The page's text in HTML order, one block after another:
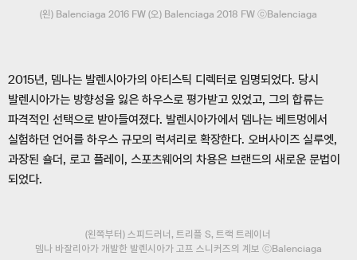
(왼) Balenciaga 2016 FW (오) Balenciaga 2018 FW ⓒBalenciaga
2015년, 뎀나는 발렌시아가의 아티스틱 디렉터로 임명되었다. 당시
발렌시아가는 방향성을 잃은 하우스로 평가받고 있었고, 그의 합류는
파격적인 선택으로 받아들여졌다. 발렌시아가에서 뎀나는 베트멍에서
실험하던 언어를 하우스 규모의 럭셔리로 확장한다. 오버사이즈 실루엣,
과장된 숄더, 로고 플레이, 스포츠웨어의 차용은 브랜드의 새로운 문법이
되었다.
(왼쪽부터) 스피드러너, 트리플 S, 트랙 트레이너
뎀나 바잘리아가 개발한 발렌시아가 고프 스니커즈의 계보 ⓒBalenciaga